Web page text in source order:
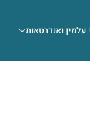
עלמין ואנדרטאות